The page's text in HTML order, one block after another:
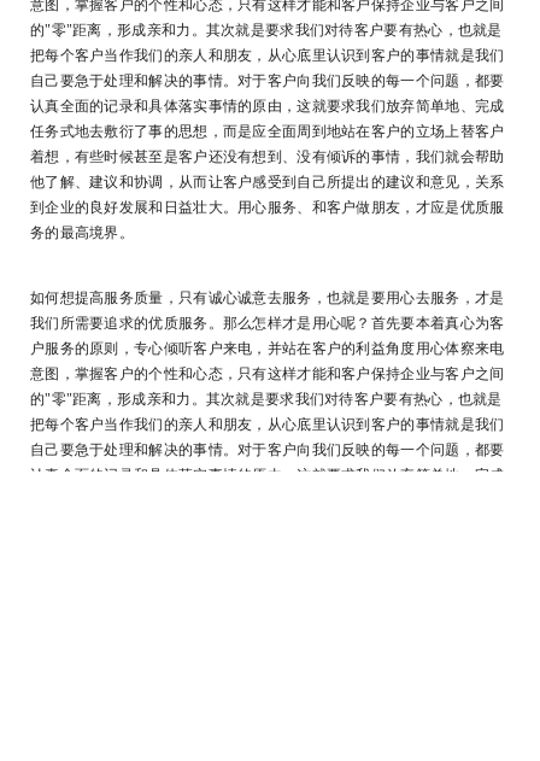
意图，掌握客户的个性和心态，只有这样才能和客户保持企业与客户之间
的"零"距离，形成亲和力。其次就是要求我们对待客户要有热心，也就是
把每个客户当作我们的亲人和朋友，从心底里认识到客户的事情就是我们
自己要急于处理和解决的事情。对于客户向我们反映的每一个问题，都要
认真全面的记录和具体落实事情的原由，这就要求我们放弃简单地、完成
任务式地去敷衍了事的思想，而是应全面周到地站在客户的立场上替客户
着想，有些时候甚至是客户还没有想到、没有倾诉的事情，我们就会帮助
他了解、建议和协调，从而让客户感受到自己所提出的建议和意见，关系
到企业的良好发展和日益壮大。用心服务、和客户做朋友，才应是优质服
务的最高境界。
如何想提高服务质量，只有诚心诚意去服务，也就是要用心去服务，才是
我们所需要追求的优质服务。那么怎样才是用心呢？首先要本着真心为客
户服务的原则，专心倾听客户来电，并站在客户的利益角度用心体察来电
意图，掌握客户的个性和心态，只有这样才能和客户保持企业与客户之间
的"零"距离，形成亲和力。其次就是要求我们对待客户要有热心，也就是
把每个客户当作我们的亲人和朋友，从心底里认识到客户的事情就是我们
自己要急于处理和解决的事情。对于客户向我们反映的每一个问题，都要
认真全面的记录和具体落实事情的原由，这就要求我们放弃简单地、完成